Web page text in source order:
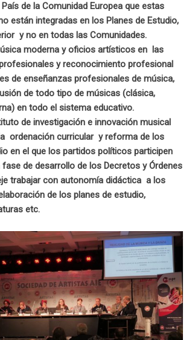
de la Comunidad Europea que estas
están integradas en los Planes de Estudio,
y no en todas las Comunidades.
moderna y oficios artísticos en las
y reconocimiento profesional
de enseñanzas profesionales de música,
de todo tipo de músicas (clásica,
en todo el sistema educativo.
de investigación e innovación musical
ordenación curricular y reforma de los
en el que los partidos políticos participen
fase de desarrollo de los Decretos y Órdenes
trabajar con autonomía didáctica a los
de los planes de estudio,
etc.